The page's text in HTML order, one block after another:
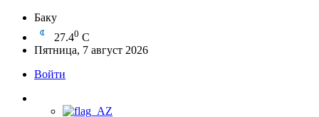
Баку
27.40 C
Пятница, 7 август 2026
Войти